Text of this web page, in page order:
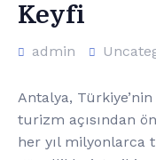
Keyfi
admin
Antalya,
turizm açısından
her yıl milyonlarca